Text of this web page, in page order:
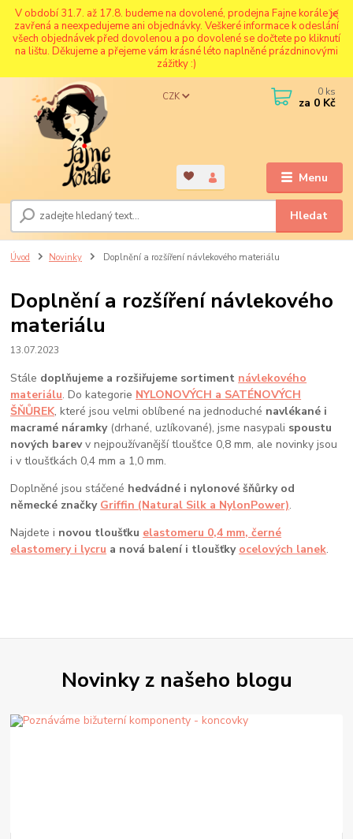
V období 31.7. až 17.8. budeme na dovolené, prodejna Fajne korále je
zavřená a neexpedujeme ani objednávky. Veškeré informace k odeslání
všech objednávek před dovolenou a po dovolené se dočtete po kliknutí
na lištu. Děkujeme a přejeme vám krásné léto naplněné prázdninovými
zážitky :)
Menu
CZK
Hledat
0 ks
za 0 Kč
Úvod Novinky Doplnění a rozšíření návlekového materiálu
Doplnění a rozšíření návlekového
materiálu
13.07.2023
Stále doplňujeme a rozšiřujeme sortiment návlekového
materiálu. Do kategorie NYLONOVÝCH a SATÉNOVÝCH
ŠŇŮREK, které jsou velmi oblíbené na jednoduché navlékané i
macramé náramky(drhané, uzlíkované), jsme nasypali spoustu
nových barevv nejpoužívanější tloušťce 0,8 mm, ale novinky jsou
i v tloušťkách 0,4 mm a 1,0 mm.
Doplněné jsou stáčené hedvádné i nylonové šňůrky od
německé značky Griffin (Natural Silk a NylonPower).
Najdete i novou tloušťku elastomeru 0,4 mm, černé
elastomery i lycru a nová balení i tloušťky ocelových lanek.
Novinky z našeho blogu